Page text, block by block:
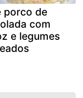
porco de
com
e legumes